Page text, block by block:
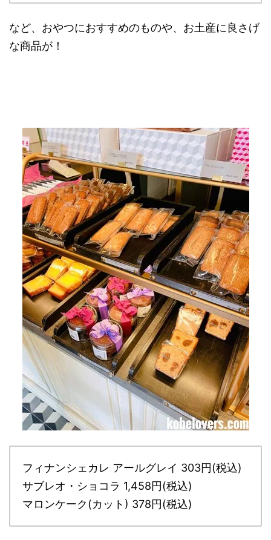
など、おやつにおすすめのものや、お土産に良さげ
な商品が！
フィナンシェカレ アールグレイ 303円(税込)
サブレオ・ショコラ 1,458円(税込)
マロンケーク(カット) 378円(税込)